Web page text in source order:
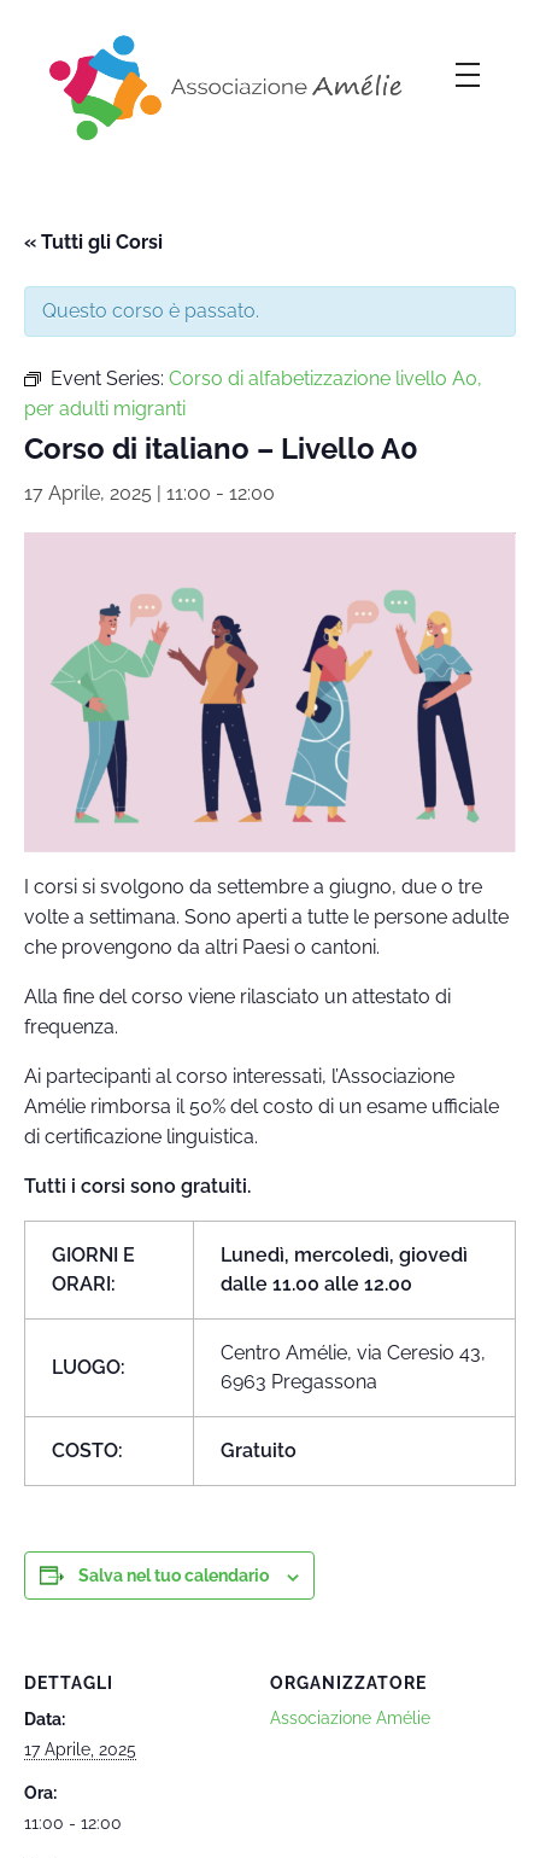
« Tutti gli Corsi
Questo corso è passato.
Event Series: Corso di alfabetizzazione livello A0,
per adulti migranti
Corso di italiano – Livello A0
17 Aprile, 2025 | 11:00 - 12:00
I corsi si svolgono da settembre a giugno, due o tre
volte a settimana. Sono aperti a tutte le persone adulte
che provengono da altri Paesi o cantoni.
Alla fine del corso viene rilasciato un attestato di
frequenza.
Ai partecipanti al corso interessati, l’Associazione
Amélie rimborsa il 50% del costo di un esame ufficiale
di certificazione linguistica.
Tutti i corsi sono gratuiti.
GIORNI E
ORARI:
Lunedì, mercoledì, giovedì
dalle 11.00 alle 12.00
LUOGO:
Centro Amélie, via Ceresio 43,
6963 Pregassona
COSTO: Gratuito
Salva nel tuo calendario
DETTAGLI
Data:
17 Aprile, 2025
Ora:
11:00 - 12:00
ORGANIZZATORE
Associazione Amélie